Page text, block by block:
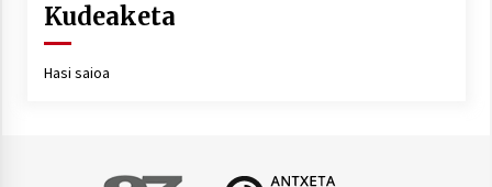
Kudeaketa
Hasi saioa